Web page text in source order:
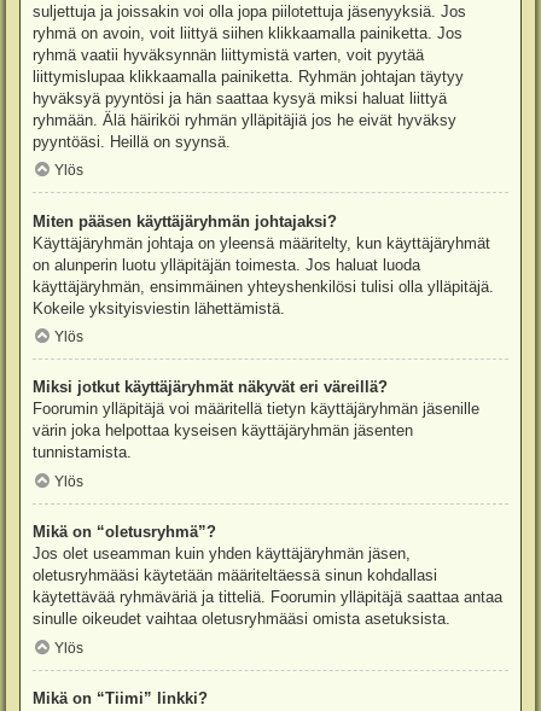
suljettuja ja joissakin voi olla jopa piilotettuja jäsenyyksiä. Jos
ryhmä on avoin, voit liittyä siihen klikkaamalla painiketta. Jos
ryhmä vaatii hyväksynnän liittymistä varten, voit pyytää
liittymislupaa klikkaamalla painiketta. Ryhmän johtajan täytyy
hyväksyä pyyntösi ja hän saattaa kysyä miksi haluat liittyä
ryhmään. Älä häiriköi ryhmän ylläpitäjiä jos he eivät hyväksy
pyyntöäsi. Heillä on syynsä.
Ylös
Miten pääsen käyttäjäryhmän johtajaksi?
Käyttäjäryhmän johtaja on yleensä määritelty, kun käyttäjäryhmät
on alunperin luotu ylläpitäjän toimesta. Jos haluat luoda
käyttäjäryhmän, ensimmäinen yhteyshenkilösi tulisi olla ylläpitäjä.
Kokeile yksityisviestin lähettämistä.
Ylös
Miksi jotkut käyttäjäryhmät näkyvät eri väreillä?
Foorumin ylläpitäjä voi määritellä tietyn käyttäjäryhmän jäsenille
värin joka helpottaa kyseisen käyttäjäryhmän jäsenten
tunnistamista.
Ylös
Mikä on “oletusryhmä”?
Jos olet useamman kuin yhden käyttäjäryhmän jäsen,
oletusryhmääsi käytetään määriteltäessä sinun kohdallasi
käytettävää ryhmäväriä ja titteliä. Foorumin ylläpitäjä saattaa antaa
sinulle oikeudet vaihtaa oletusryhmääsi omista asetuksista.
Ylös
Mikä on “Tiimi” linkki?